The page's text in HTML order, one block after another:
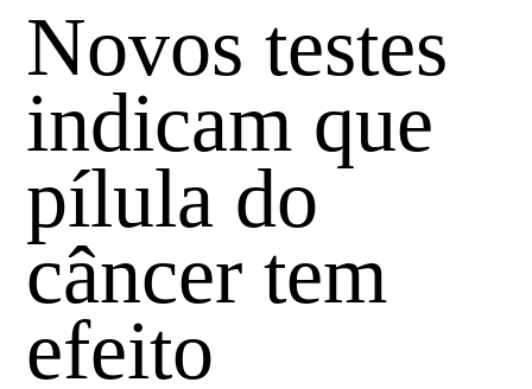
Novos testes
indicam que
pílula do
câncer tem
efeito